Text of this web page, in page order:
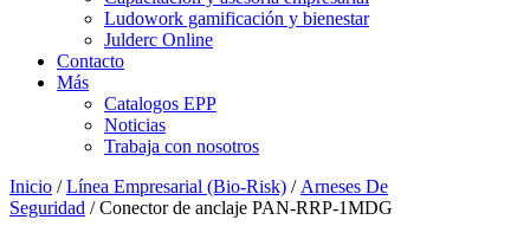
Ludowork gamificación y bienestar
Julderc Online
Contacto
Más
Catalogos EPP
Noticias
Trabaja con nosotros
Inicio /Línea Empresarial (Bio-Risk) / Arneses De
Seguridad / Conector de anclaje PAN-RRP-1MDG